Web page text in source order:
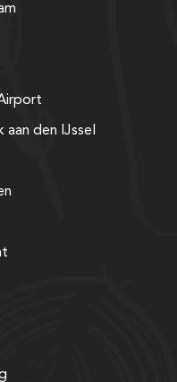
aan den IJssel